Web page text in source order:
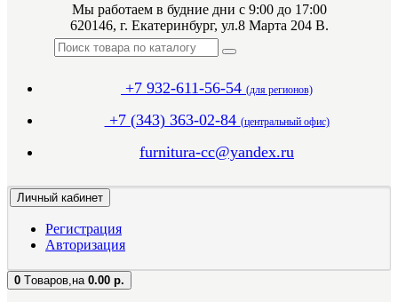
Мы работаем в будние дни с 9:00 до 17:00
620146, г. Екатеринбург, ул.8 Марта 204 В.
+7 932-611-56-54 (для регионов)
+7 (343) 363-02-84 (центральный офис)
furnitura-cc@yandex.ru
Личный кабинет
Регистрация
Авторизация
0 Tоваров, на 0.00 р.